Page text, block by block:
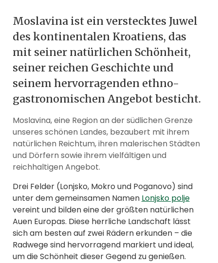
Moslavina ist ein verstecktes Juwel
des kontinentalen Kroatiens, das
mit seiner natürlichen Schönheit,
seiner reichen Geschichte und
seinem hervorragenden ethno-
gastronomischen Angebot besticht.
Moslavina, eine Region an der südlichen Grenze
unseres schönen Landes, bezaubert mit ihrem
natürlichen Reichtum, ihren malerischen Städten
und Dörfern sowie ihrem vielfältigen und
reichhaltigen Angebot.
Drei Felder (Lonjsko, Mokro und Poganovo) sind
unter dem gemeinsamen Namen Lonjsko polje
vereint und bilden eine der größten natürlichen
Auen Europas. Diese herrliche Landschaft lässt
sich am besten auf zwei Rädern erkunden – die
Radwege sind hervorragend markiert und ideal,
um die Schönheit dieser Gegend zu genießen.